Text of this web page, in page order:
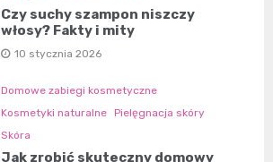
Czy suchy szampon niszczy
włosy? Fakty i mity
10 stycznia 2026
Domowe zabiegi kosmetyczne
Kosmetyki naturalne Pielęgnacja skóry
Skóra
Jak zrobić skuteczny domowy